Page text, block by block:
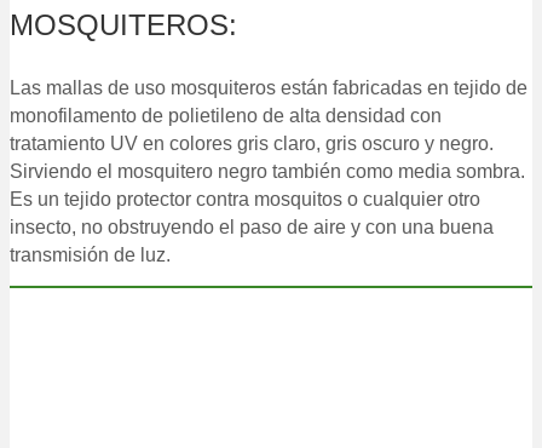
MOSQUITEROS:
Las mallas de uso mosquiteros están fabricadas en tejido de
monofilamento de polietileno de alta densidad con
tratamiento UV en colores gris claro, gris oscuro y negro.
Sirviendo el mosquitero negro también como media sombra.
Es un tejido protector contra mosquitos o cualquier otro
insecto, no obstruyendo el paso de aire y con una buena
transmisión de luz.